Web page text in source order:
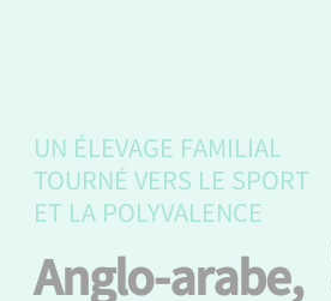
UN ÉLEVAGE FAMILIAL
TOURNÉ VERS LE SPORT
ET LA POLYVALENCE
Anglo-arabe,